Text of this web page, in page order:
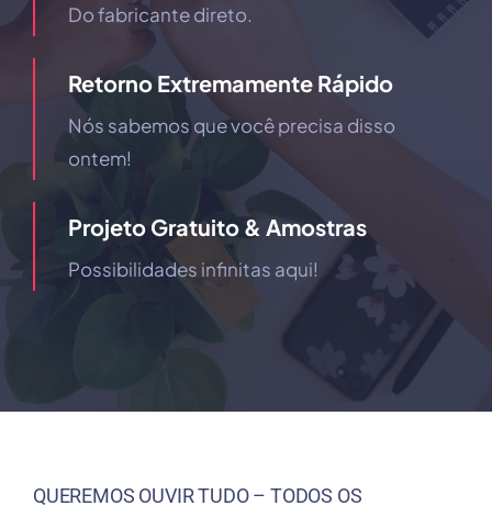
Do fabricante direto.
Retorno Extremamente Rápido
Nós sabemos que você precisa disso
ontem!
Projeto Gratuito & Amostras
Possibilidades infinitas aqui!
QUEREMOS OUVIR TUDO – TODOS OS